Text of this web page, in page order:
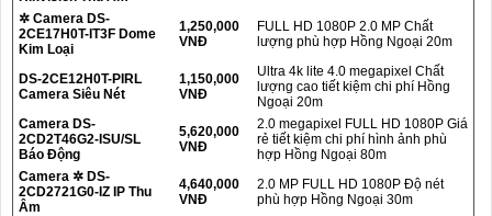
✲ Camera DS-
2CE17H0T-IT3F Dome
Kim Loại
1,250,000
VNĐ
FULL HD 1080P 2.0 MP Chất
lượng phù hợp Hồng Ngoại 20m
DS-2CE12H0T-PIRL
Camera Siêu Nét
1,150,000
VNĐ
Ultra 4k lite 4.0 megapixel Chất
lượng cao tiết kiệm chi phí Hồng
Ngoại 20m
Camera DS-
2CD2T46G2-ISU/SL
Báo Động
5,620,000
VNĐ
2.0 megapixel FULL HD 1080P Giá
rẻ tiết kiệm chi phí hình ảnh phù
hợp Hồng Ngoại 80m
Camera ✲ DS-
2CD2721G0-IZ IP Thu
Âm
4,640,000
VNĐ
2.0 MP FULL HD 1080P Độ nét
phù hợp Hồng Ngoại 30m